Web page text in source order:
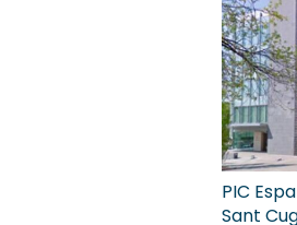
PIC
Sant